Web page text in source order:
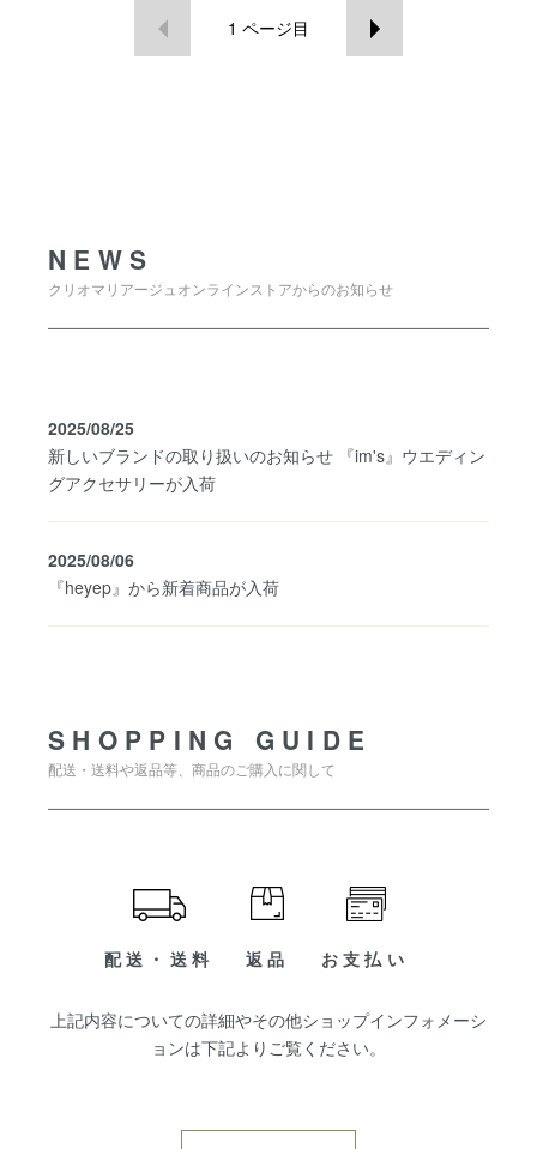
1 ページ目
NEWS
クリオマリアージュオンラインストアからのお知らせ
2025/08/25
新しいブランドの取り扱いのお知らせ 『im's』ウエディン
グアクセサリーが入荷
2025/08/06
『heyep』から新着商品が入荷
SHOPPING GUIDE
配送・送料や返品等、商品のご購入に関して
配送・送料 返品 お支払い
上記内容についての詳細やその他ショップインフォメーシ
ョンは下記よりご覧ください。